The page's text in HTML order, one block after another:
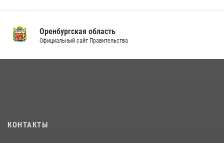
Росгвардейцы Оренбургской области проверили готовность детских
образовательных учреждений к новому учебному году
Оренбургская область
Официальный сайт Правительства
КОНТАКТЫ